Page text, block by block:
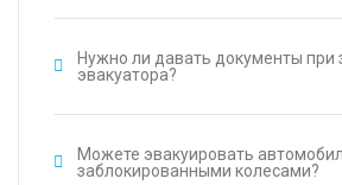
Нужно ли давать документы при
эвакуатора?
Можете эвакуировать
заблокированными колесами?